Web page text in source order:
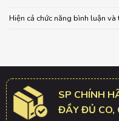
Hiện cả chức năng bình luận
SP CHÍNH
ĐẦY ĐỦ CO,